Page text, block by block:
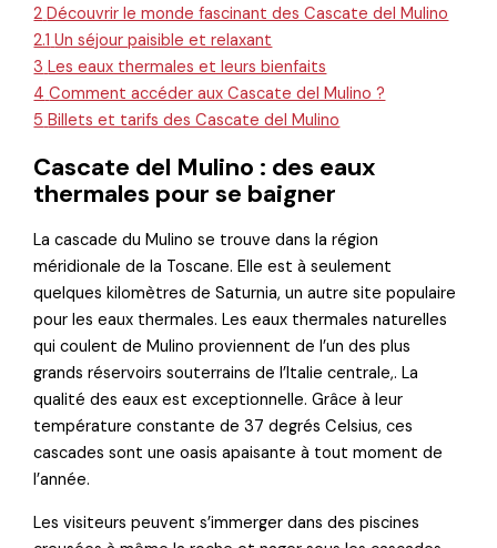
2 Découvrir le monde fascinant des Cascate del Mulino
2.1 Un séjour paisible et relaxant
3 Les eaux thermales et leurs bienfaits
4 Comment accéder aux Cascate del Mulino ?
5 Billets et tarifs des Cascate del Mulino
Cascate del Mulino : des eaux
thermales pour se baigner
La cascade du Mulino se trouve dans la région
méridionale de la Toscane. Elle est à seulement
quelques kilomètres de Saturnia, un autre site populaire
pour les eaux thermales. Les eaux thermales naturelles
qui coulent de Mulino proviennent de l’un des plus
grands réservoirs souterrains de l’Italie centrale,. La
qualité des eaux est exceptionnelle. Grâce à leur
température constante de 37 degrés Celsius, ces
cascades sont une oasis apaisante à tout moment de
l’année.
Les visiteurs peuvent s’immerger dans des piscines